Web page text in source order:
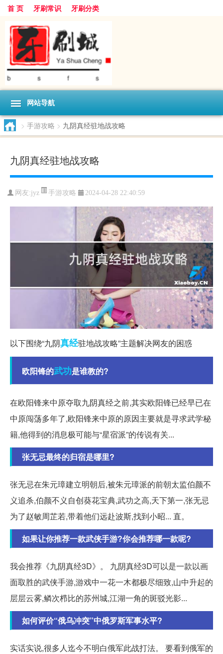
首 页 牙刷常识 牙刷分类
网站导航
> 手游攻略 > 九阴真经驻地战攻略
九阴真经驻地战攻略
网友:jyz 手游攻略 2024-04-28 22:40:59
以下围绕“九阴真经驻地战攻略”主题解决网友的困惑
欧阳锋的武功是谁教的?
在欧阳锋来中原夺取九阴真经之前,其实欧阳锋已经早已在
中原闯荡多年了,欧阳锋来中原的原因主要就是寻求武学秘
籍,他得到的消息极可能与“星宿派”的传说有关...
张无忌最终的归宿是哪里?
张无忌在朱元璋建立明朝后,被朱元璋派的前朝太监伯颜不
义追杀,伯颜不义自创葵花宝典,武功之高,天下第一,张无忌
为了赵敏周芷若,带着他们远赴波斯,找到小昭... 直。
如果让你推荐一款武侠手游?你会推荐哪一款呢?
我会推荐《九阴真经3D》。 九阴真经3D可以是一款以画
面取胜的武侠手游,游戏中一花一木都极尽细致,山中升起的
层层云雾,鳞次栉比的苏州城,江湖一角的斑驳光影...
如何评价“俄乌冲突”中俄罗斯军事水平?
实话实说,很多人迄今不明白俄军此战打法。 要看到俄军的